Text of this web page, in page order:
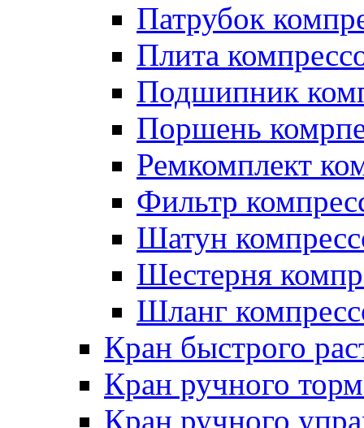
Патрубок
Плита
Подшипник
Поршень
Ремкомплект
Фильтр
Шатун
Шестерня
Шланг
Кран быстрого
Кран ручного
Кран ручного